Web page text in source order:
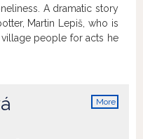
A dramatic story
Martin Lepiš, who is
people for acts he
After some years
never finds his place
after he saves their
fire. http://www.sfd.sfu.sk
More